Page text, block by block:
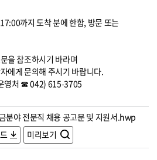
까지 도착 분에 한함, 방문 또는
을 참조하시기 바라며
에게 문의해 주시기 바랍니다.
영처 ☎ 042) 615-3705
분야 전문직 채용 공고문 및 지원서.hwp
미리보기